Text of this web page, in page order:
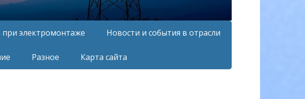
при электромонтаже Новости и события в отрасли
Разное Карта сайта